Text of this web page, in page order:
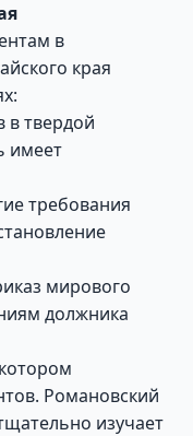
в
края
в твердой
имеет
требования
мирового
должника
Романовский
изучает